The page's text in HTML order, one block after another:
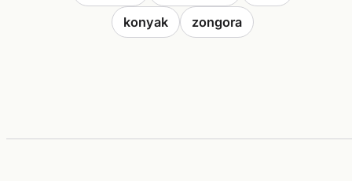
konyak
zongora